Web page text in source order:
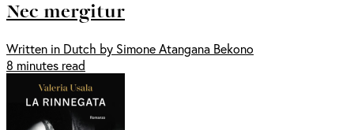
Nec mergitur
Written in Dutch by Simone Atangana Bekono
8 minutes read